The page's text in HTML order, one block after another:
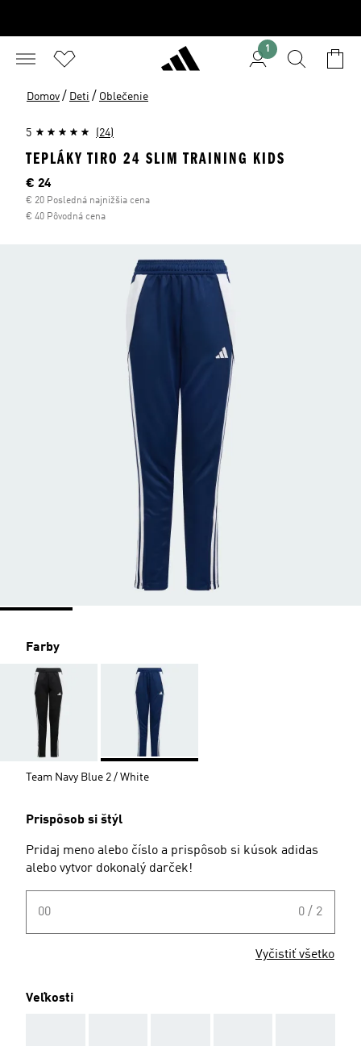
1
Domov / Deti / Oblečenie
5 (24)
TEPLÁKY TIRO 24 SLIM TRAINING KIDS
Aktuálna cena
€ 24
€ 20 Posledná najnižšia cena
€ 40 Pôvodná cena
Farby
Team Navy Blue 2 / White
Prispôsob si štýl
Pridaj meno alebo číslo a prispôsob si kúsok adidas
alebo vytvor dokonalý darček!
00 0 / 2
Vyčistiť všetko
Veľkosti